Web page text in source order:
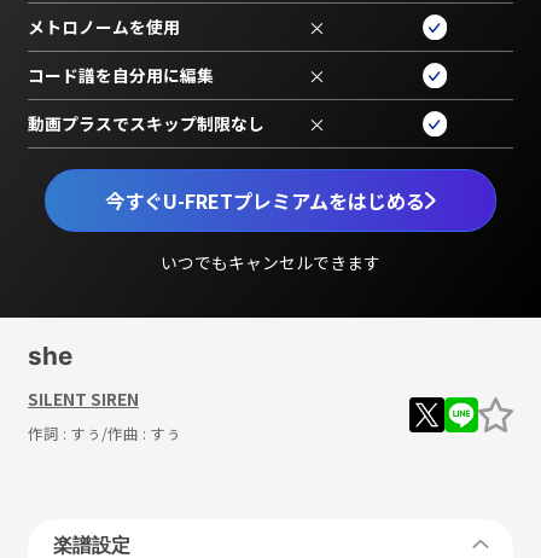
今すぐU-FRETプレミアムをはじめる
いつでもキャンセルできます
メトロノームを使用 ×
コード譜を自分用に編集 ×
動画プラスでスキップ制限なし ×
she
SILENT SIREN
作詞 : すぅ /作曲 : すぅ
楽譜設定